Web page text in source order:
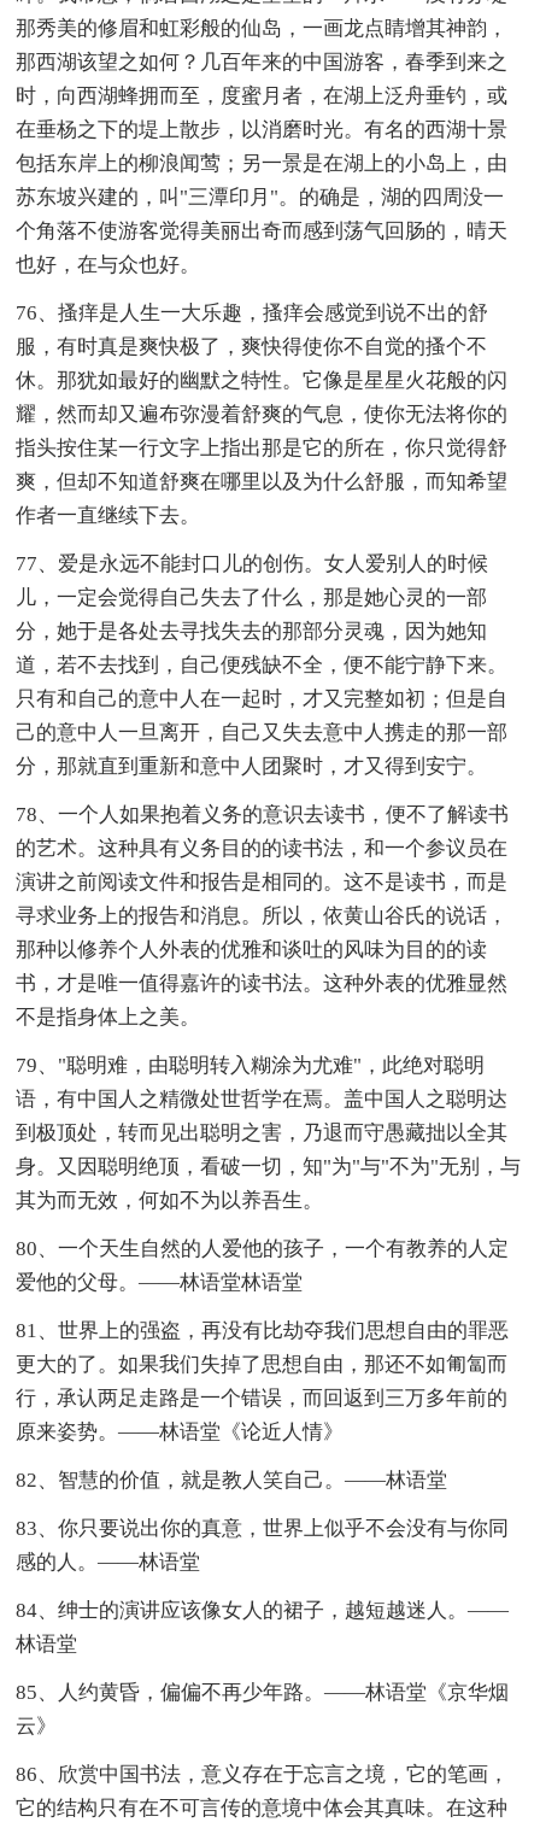
那秀美的修眉和虹彩般的仙岛，一画龙点睛增其神韵，
那西湖该望之如何？几百年来的中国游客，春季到来之
时，向西湖蜂拥而至，度蜜月者，在湖上泛舟垂钓，或
在垂杨之下的堤上散步，以消磨时光。有名的西湖十景
包括东岸上的柳浪闻莺；另一景是在湖上的小岛上，由
苏东坡兴建的，叫"三潭印月"。的确是，湖的四周没一
个角落不使游客觉得美丽出奇而感到荡气回肠的，晴天
也好，在与众也好。
76、搔痒是人生一大乐趣，搔痒会感觉到说不出的舒
服，有时真是爽快极了，爽快得使你不自觉的搔个不
休。那犹如最好的幽默之特性。它像是星星火花般的闪
耀，然而却又遍布弥漫着舒爽的气息，使你无法将你的
指头按住某一行文字上指出那是它的所在，你只觉得舒
爽，但却不知道舒爽在哪里以及为什么舒服，而知希望
作者一直继续下去。
77、爱是永远不能封口儿的创伤。女人爱别人的时候
儿，一定会觉得自己失去了什么，那是她心灵的一部
分，她于是各处去寻找失去的那部分灵魂，因为她知
道，若不去找到，自己便残缺不全，便不能宁静下来。
只有和自己的意中人在一起时，才又完整如初；但是自
己的意中人一旦离开，自己又失去意中人携走的那一部
分，那就直到重新和意中人团聚时，才又得到安宁。
78、一个人如果抱着义务的意识去读书，便不了解读书
的艺术。这种具有义务目的的读书法，和一个参议员在
演讲之前阅读文件和报告是相同的。这不是读书，而是
寻求业务上的报告和消息。所以，依黄山谷氏的说话，
那种以修养个人外表的优雅和谈吐的风味为目的的读
书，才是唯一值得嘉许的读书法。这种外表的优雅显然
不是指身体上之美。
79、"聪明难，由聪明转入糊涂为尤难"，此绝对聪明
语，有中国人之精微处世哲学在焉。盖中国人之聪明达
到极顶处，转而见出聪明之害，乃退而守愚藏拙以全其
身。又因聪明绝顶，看破一切，知"为"与"不为"无别，与
其为而无效，何如不为以养吾生。
80、一个天生自然的人爱他的孩子，一个有教养的人定
爱他的父母。——林语堂林语堂
81、世界上的强盗，再没有比劫夺我们思想自由的罪恶
更大的了。如果我们失掉了思想自由，那还不如匍匐而
行，承认两足走路是一个错误，而回返到三万多年前的
原来姿势。——林语堂《论近人情》
82、智慧的价值，就是教人笑自己。——林语堂
83、你只要说出你的真意，世界上似乎不会没有与你同
感的人。——林语堂
84、绅士的演讲应该像女人的裙子，越短越迷人。——
林语堂
85、人约黄昏，偏偏不再少年路。——林语堂《京华烟
云》
86、欣赏中国书法，意义存在于忘言之境，它的笔画，
它的结构只有在不可言传的意境中体会其真味。在这种